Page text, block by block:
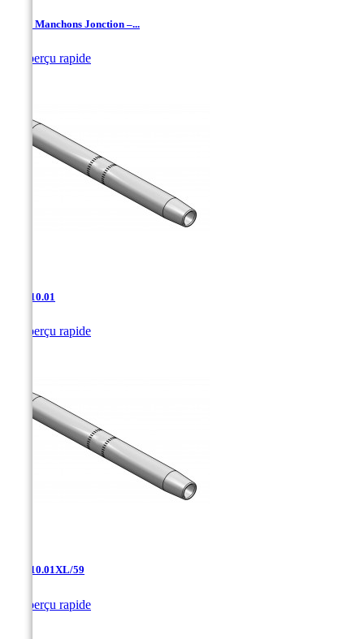
AAJ - Manchons Jonction –...
Aperçu rapide
AAJ-10.01
Aperçu rapide
AAJ-10.01XL/59
Aperçu rapide